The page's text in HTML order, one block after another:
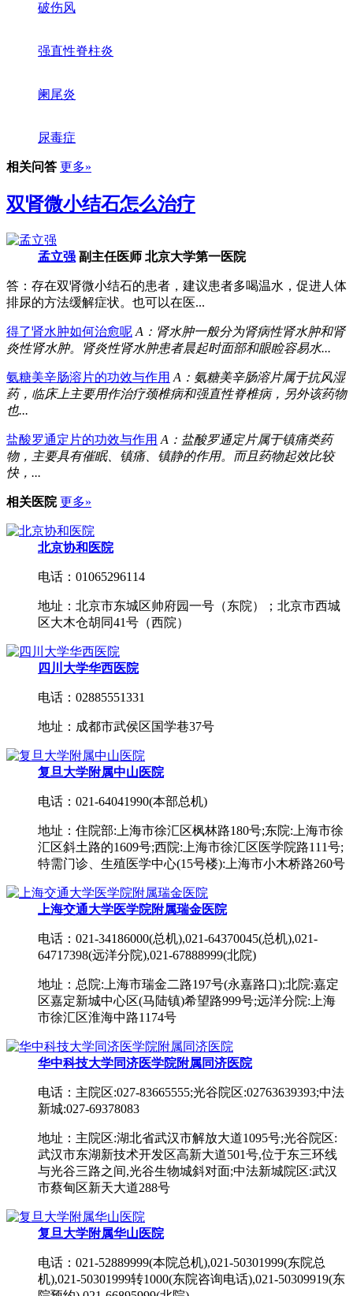
破伤风
强直性脊柱炎
阑尾炎
尿毒症
相关问答 更多»
双肾微小结石怎么治疗
孟立强 副主任医师 北京大学第一医院
答：存在双肾微小结石的患者，建议患者多喝温水，促进人体
排尿的方法缓解症状。也可以在医...
得了肾水肿如何治愈呢 A：肾水肿一般分为肾病性肾水肿和肾
炎性肾水肿。肾炎性肾水肿患者晨起时面部和眼睑容易水...
氨糖美辛肠溶片的功效与作用 A：氨糖美辛肠溶片属于抗风湿
药，临床上主要用作治疗颈椎病和强直性脊椎病，另外该药物
也...
盐酸罗通定片的功效与作用 A：盐酸罗通定片属于镇痛类药
物，主要具有催眠、镇痛、镇静的作用。而且药物起效比较
快，...
相关医院 更多»
北京协和医院
电话：01065296114
地址：北京市东城区帅府园一号（东院）；北京市西城
区大木仓胡同41号（西院）
四川大学华西医院
电话：02885551331
地址：成都市武侯区国学巷37号
复旦大学附属中山医院
电话：021-64041990(本部总机)
地址：住院部:上海市徐汇区枫林路180号;东院:上海市徐
汇区斜土路的1609号;西院:上海市徐汇区医学院路111号;
特需门诊、生殖医学中心(15号楼):上海市小木桥路260号
上海交通大学医学院附属瑞金医院
电话：021-34186000(总机),021-64370045(总机),021-
64717398(远洋分院),021-67888999(北院)
地址：总院:上海市瑞金二路197号(永嘉路口);北院:嘉定
区嘉定新城中心区(马陆镇)希望路999号;远洋分院:上海
市徐汇区淮海中路1174号
华中科技大学同济医学院附属同济医院
电话：主院区:027-83665555;光谷院区:02763639393;中法
新城:027-69378083
地址：主院区:湖北省武汉市解放大道1095号;光谷院区:
武汉市东湖新技术开发区高新大道501号,位于东三环线
与光谷三路之间,光谷生物城斜对面;中法新城院区:武汉
市蔡甸区新天大道288号
复旦大学附属华山医院
电话：021-52889999(本院总机),021-50301999(东院总
机),021-50301999转1000(东院咨询电话),021-50309919(东